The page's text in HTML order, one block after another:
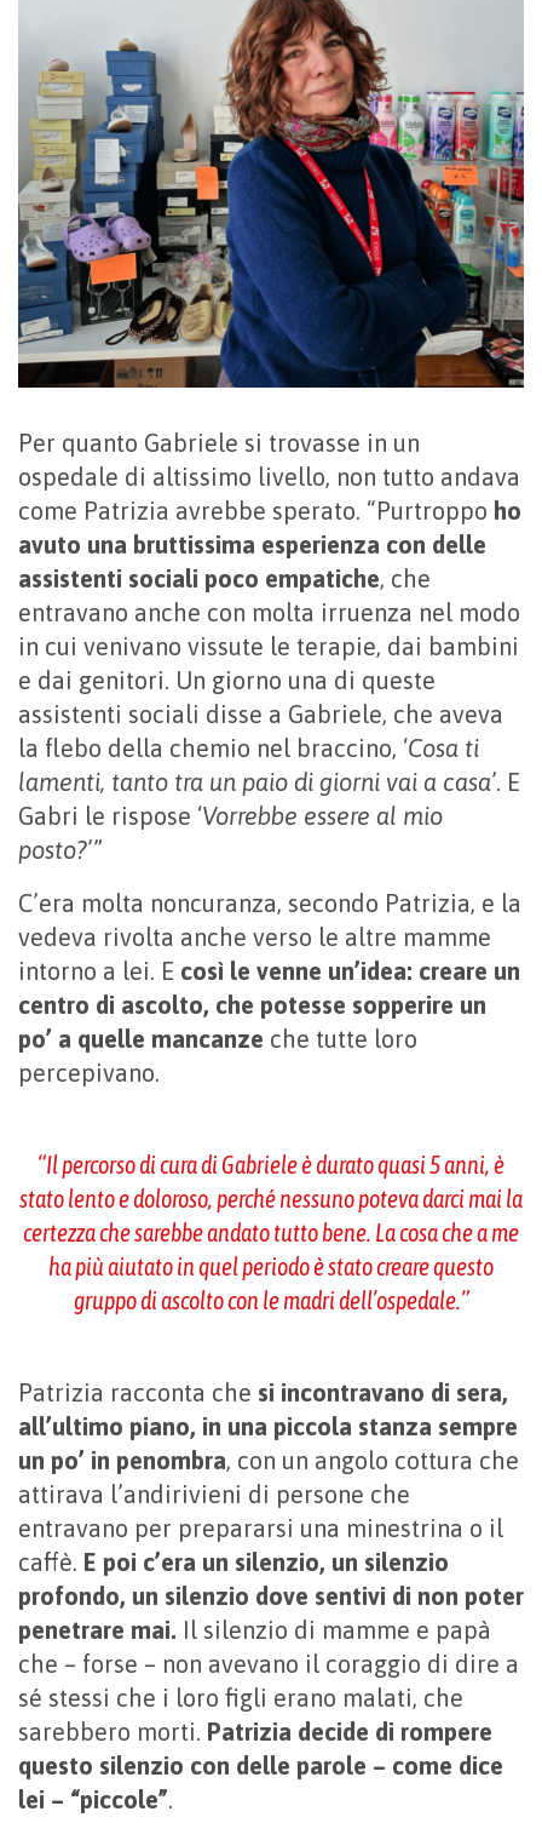
Per quanto Gabriele si trovasse in un
ospedale di altissimo livello, non tutto andava
come Patrizia avrebbe sperato. “Purtroppo ho
avuto una bruttissima esperienza con delle
assistenti sociali poco empatiche, che
entravano anche con molta irruenza nel modo
in cui venivano vissute le terapie, dai bambini
e dai genitori. Un giorno una di queste
assistenti sociali disse a Gabriele, che aveva
la flebo della chemio nel braccino, ‘Cosa ti
lamenti, tanto tra un paio di giorni vai a casa’. E
Gabri le rispose ‘Vorrebbe essere al mio
posto?’”
C’era molta noncuranza, secondo Patrizia, e la
vedeva rivolta anche verso le altre mamme
intorno a lei. E così le venne un’idea: creare un
centro di ascolto, che potesse sopperire un
po’ a quelle mancanze che tutte loro
percepivano.
“Il percorso di cura di Gabriele è durato quasi 5 anni, è
stato lento e doloroso, perché nessuno poteva darci mai la
certezza che sarebbe andato tutto bene. La cosa che a me
ha più aiutato in quel periodo è stato creare questo
gruppo di ascolto con le madri dell’ospedale.”
Patrizia racconta che si incontravano di sera,
all’ultimo piano, in una piccola stanza sempre
un po’ in penombra, con un angolo cottura che
attirava l’andirivieni di persone che
entravano per prepararsi una minestrina o il
caffè. E poi c’era un silenzio, un silenzio
profondo, un silenzio dove sentivi di non poter
penetrare mai. Il silenzio di mamme e papà
che – forse – non avevano il coraggio di dire a
sé stessi che i loro figli erano malati, che
sarebbero morti. Patrizia decide di rompere
questo silenzio con delle parole – come dice
lei – “piccole”.